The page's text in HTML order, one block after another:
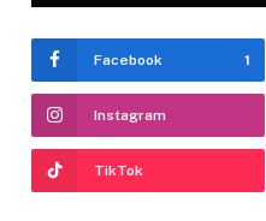
Facebook 1
Instagram
TikTok